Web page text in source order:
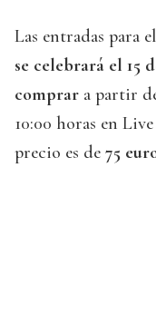
Las entradas para
se celebrará el 15
comprar a partir
10:00 horas en
precio es de 75